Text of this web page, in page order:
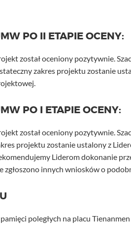
PO II ETAPIE OCENY:
został oceniony pozytywnie.
zakres projektu zostanie
PO I ETAPIE OCENY:
został oceniony pozytywnie.
projektu zostanie ustalony z
Liderom dokonanie
zgłoszono innych wniosków o
poległych na placu